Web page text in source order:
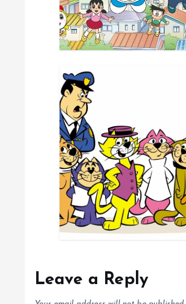
Leave a Reply